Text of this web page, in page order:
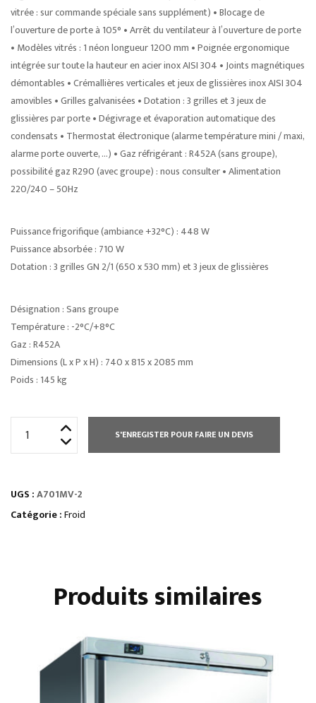
vitrée : sur commande spéciale sans supplément) • Blocage de
l’ouverture de porte à 105° • Arrêt du ventilateur à l’ouverture de porte
• Modèles vitrés : 1 néon longueur 1200 mm • Poignée ergonomique
intégrée sur toute la hauteur en acier inox AISI 304 • Joints magnétiques
démontables • Crémallières verticales et jeux de glissières inox AISI 304
amovibles • Grilles galvanisées • Dotation : 3 grilles et 3 jeux de
glissières par porte • Dégivrage et évaporation automatique des
condensats • Thermostat électronique (alarme température mini / maxi,
alarme porte ouverte, …) • Gaz réfrigérant : R452A (sans groupe),
possibilité gaz R290 (avec groupe) : nous consulter • Alimentation
220/240 – 50Hz
Puissance frigorifique (ambiance +32°C) : 448 W
Puissance absorbée : 710 W
Dotation : 3 grilles GN 2/1 (650 x 530 mm) et 3 jeux de glissières
Désignation : Sans groupe
Température : -2°C/+8°C
Gaz : R452A
Dimensions (L x P x H) : 740 x 815 x 2085 mm
Poids : 145 kg
L
POSITIVE
S'ENREGISTER POUR FAIRE UN DEVIS
UGS :A701MV-2
Catégorie :Froid
Produits similaires